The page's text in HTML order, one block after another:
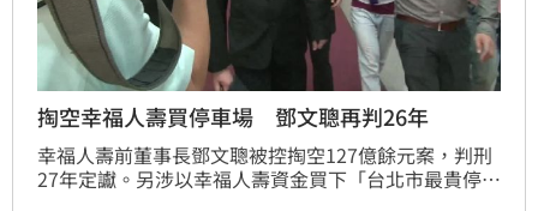
掏空幸福人壽買停車場 鄧文聰再判26年
幸福人壽前董事長鄧文聰被控掏空127億餘元案，判刑
27年定讞。另涉以幸福人壽資金買下「台北市最貴停車